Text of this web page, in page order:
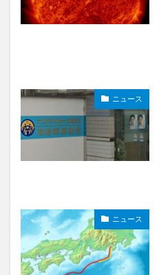
ニュース
ニュース